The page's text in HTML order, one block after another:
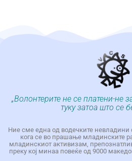
„Волонтерите не се платени-не
туку затоа што се
Ние сме една од водечките невладини
кога се во прашање младинските
младинскиот активизам,
преку кој минаа повеќе од 9000